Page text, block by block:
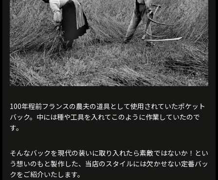
100年程前フランスの農夫の道具として使用されていたポケット
バック。中には種や工具を入れてこのように作業していたので
す。
そんなバックを現代の装いに取り入れたら素敵ではないか！とい
う想いのもと製作した、当店のスタイルには欠かせない定番バッ
クをご紹介いたします。